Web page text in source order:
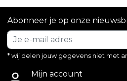
Abonneer je op onze
* wij delen jouw gegevens niet met
Mijn account